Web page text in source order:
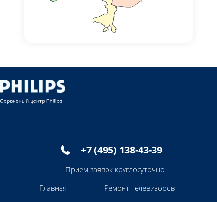
+7 (495) 138-43-39
Прием заявок круглосуточно
Главная
Ремонт телевизоров